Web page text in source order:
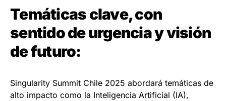
Temáticas clave, con
sentido de urgencia y visión
de futuro:
Singularity Summit Chile 2025 abordará temáticas de
alto impacto como la Inteligencia Artificial (IA),